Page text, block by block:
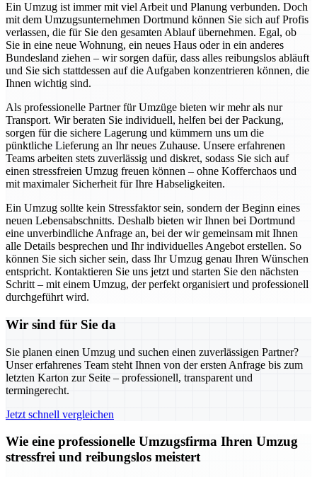
Ein Umzug ist immer mit viel Arbeit und Planung verbunden. Doch
mit dem Umzugsunternehmen Dortmund können Sie sich auf Profis
verlassen, die für Sie den gesamten Ablauf übernehmen. Egal, ob
Sie in eine neue Wohnung, ein neues Haus oder in ein anderes
Bundesland ziehen – wir sorgen dafür, dass alles reibungslos abläuft
und Sie sich stattdessen auf die Aufgaben konzentrieren können, die
Ihnen wichtig sind.
Als professionelle Partner für Umzüge bieten wir mehr als nur
Transport. Wir beraten Sie individuell, helfen bei der Packung,
sorgen für die sichere Lagerung und kümmern uns um die
pünktliche Lieferung an Ihr neues Zuhause. Unsere erfahrenen
Teams arbeiten stets zuverlässig und diskret, sodass Sie sich auf
einen stressfreien Umzug freuen können – ohne Kofferchaos und
mit maximaler Sicherheit für Ihre Habseligkeiten.
Ein Umzug sollte kein Stressfaktor sein, sondern der Beginn eines
neuen Lebensabschnitts. Deshalb bieten wir Ihnen bei Dortmund
eine unverbindliche Anfrage an, bei der wir gemeinsam mit Ihnen
alle Details besprechen und Ihr individuelles Angebot erstellen. So
können Sie sich sicher sein, dass Ihr Umzug genau Ihren Wünschen
entspricht. Kontaktieren Sie uns jetzt und starten Sie den nächsten
Schritt – mit einem Umzug, der perfekt organisiert und professionell
durchgeführt wird.
Wir sind für Sie da
Sie planen einen Umzug und suchen einen zuverlässigen Partner?
Unser erfahrenes Team steht Ihnen von der ersten Anfrage bis zum
letzten Karton zur Seite – professionell, transparent und
termingerecht.
Jetzt schnell vergleichen
Wie eine professionelle Umzugsfirma Ihren Umzug
stressfrei und reibungslos meistert